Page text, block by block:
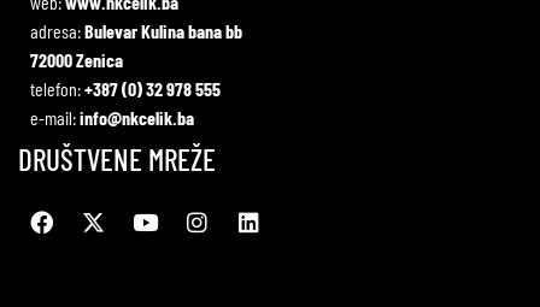
adresa:Bulevar Kulina bana bb
72000 Zenica
telefon:+387 (0) 32 978 555
e-mail:info@nkcelik.ba
DRUŠTVENE MREŽE